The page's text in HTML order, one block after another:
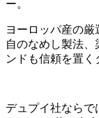
ー。
ヨーロッパ産の
自のなめし製法
ンドも信頼を置く
デュプイ社なら